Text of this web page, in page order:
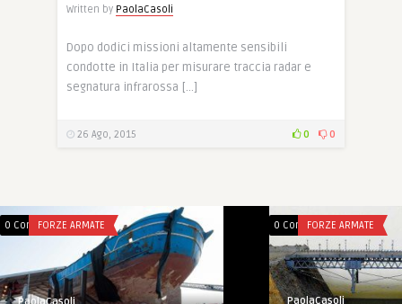
Written by PaolaCasoli
Dopo dodici missioni altamente sensibili
condotte in Italia per misurare traccia radar e
segnatura infrarossa […]
26 Ago, 2015 0 0
0 CommentsFORZE ARMATE
PaolaCasoli
0 CommentsFORZE ARMATE
PaolaCasoli